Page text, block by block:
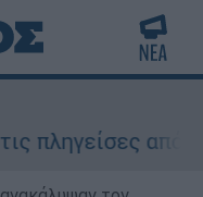
τις πυρκαγιές